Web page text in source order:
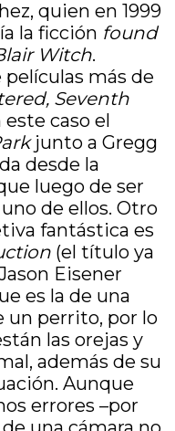
quien en 1999
la ficción found
Witch.
más de
Seventh
este caso el
junto a Gregg
desde la
luego de ser
de ellos. Otro
fantástica es
(el título ya
Eisener
es la de una
un perrito, por lo
las orejas y
además de su
Aunque
errores –por